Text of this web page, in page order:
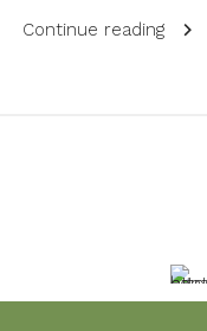
Continue reading